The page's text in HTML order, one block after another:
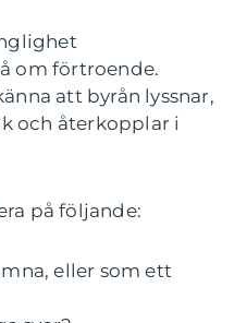
om förtroende.
att byrån lyssnar,
och återkopplar i
på följande:
eller som ett